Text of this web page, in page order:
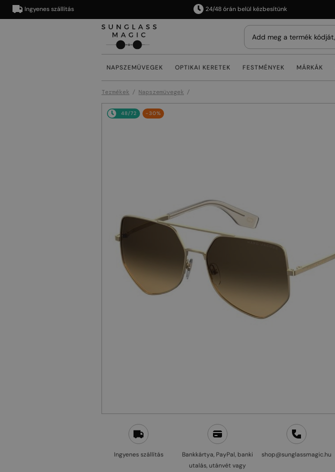
Ingyenes szállítás 24/48 órán belül kézbesítünk
NAPSZEMÜVEGEK OPTIKAI KERETEK FESTMÉNYEK MÁRKÁK
Termékek Napszemüvegek
48/72 -30%
Ingyenes szállítás
Bankkártya, PayPal, banki
utalás, utánvét vagy
shop@sunglassmagic.hu